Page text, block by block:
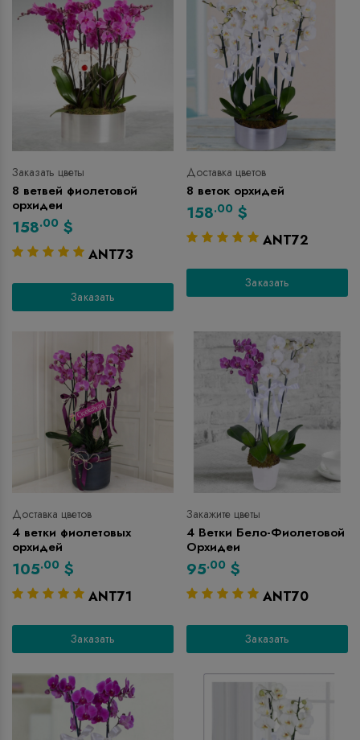
Заказать цветы
8 ветвей фиолетовой
орхидеи
158.00 $
ANT73
Заказать
Доставка цветов
8 веток орхидей
158.00 $
ANT72
Заказать
Доставка цветов
4 ветки фиолетовых
орхидей
105.00 $
ANT71
Заказать
Закажите цветы
4 Ветки Бело-Фиолетовой
Орхидеи
95.00 $
ANT70
Заказать